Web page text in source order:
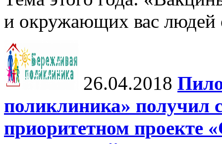
и окружающих вас людей
26.04.2018
поликлиника» получил
приоритетном проекте